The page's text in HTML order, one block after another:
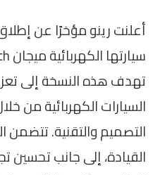
أعلنت رينو مؤخرًا عن
تهدف هذه النسخة إلى
السيارات الكهربائية من
التصميم والتقنية.
القيادة، إلى جانب تحسين